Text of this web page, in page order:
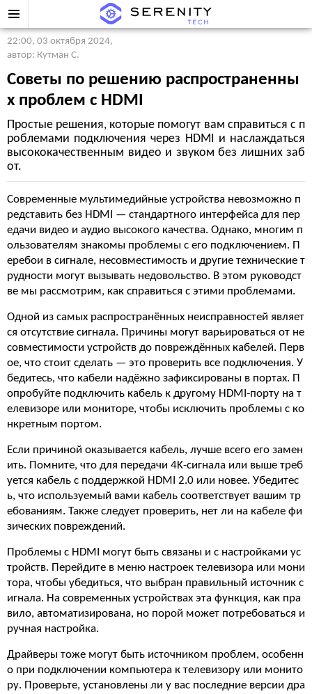
22:00, 03 октября 2024,
автор: Кутман С.
Советы по решению распространенны
х проблем с HDMI
Простые решения, которые помогут вам справиться с п
роблемами подключения через HDMI и наслаждаться
высококачественным видео и звуком без лишних заб
от.
Современные мультимедийные устройства невозможно п
редставить без HDMI — стандартного интерфейса для пер
едачи видео и аудио высокого качества. Однако, многим п
ользователям знакомы проблемы с его подключением. П
еребои в сигнале, несовместимость и другие технические т
рудности могут вызывать недовольство. В этом руководст
ве мы рассмотрим, как справиться с этими проблемами.
Одной из самых распространённых неисправностей являет
ся отсутствие сигнала. Причины могут варьироваться от не
совместимости устройств до повреждённых кабелей. Перв
ое, что стоит сделать — это проверить все подключения. У
бедитесь, что кабели надёжно зафиксированы в портах. П
опробуйте подключить кабель к другому HDMI-порту на т
елевизоре или мониторе, чтобы исключить проблемы с ко
нкретным портом.
Если причиной оказывается кабель, лучше всего его замен
ить. Помните, что для передачи 4K-сигнала или выше треб
уется кабель с поддержкой HDMI 2.0 или новее. Убедитес
ь, что используемый вами кабель соответствует вашим тр
ебованиям. Также следует проверить, нет ли на кабеле фи
зических повреждений.
Проблемы с HDMI могут быть связаны и с настройками ус
тройств. Перейдите в меню настроек телевизора или мони
тора, чтобы убедиться, что выбран правильный источник с
игнала. На современных устройствах эта функция, как пра
вило, автоматизирована, но порой может потребоваться и
ручная настройка.
Драйверы тоже могут быть источником проблем, особенн
о при подключении компьютера к телевизору или монито
ру. Проверьте, установлены ли у вас последние версии дра